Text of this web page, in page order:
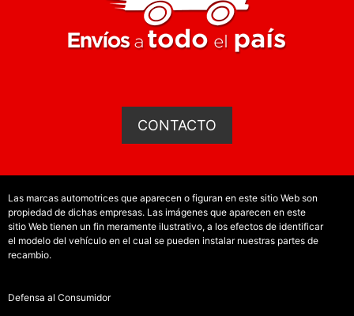
CONTACTO
Las marcas automotrices que aparecen o figuran en este sitio Web son
propiedad de dichas empresas. Las imágenes que aparecen en este
sitio Web tienen un fin meramente ilustrativo, a los efectos de identificar
el modelo del vehículo en el cual se pueden instalar nuestras partes de
recambio.
Defensa al Consumidor